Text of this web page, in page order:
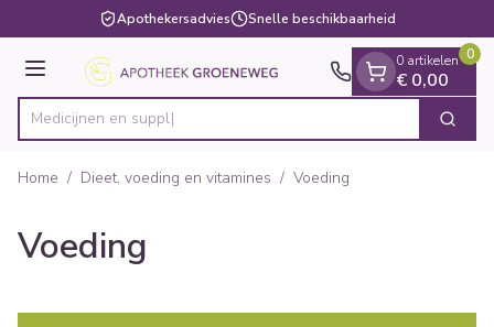
Ga naar de inhoudApothekersadvies Snelle beschikbaarheid
Menu
Product, merk, categorie... Zoek
0 artikelen
€ 0,00
0
Home / Dieet, voeding en vitamines / Voeding
Voeding